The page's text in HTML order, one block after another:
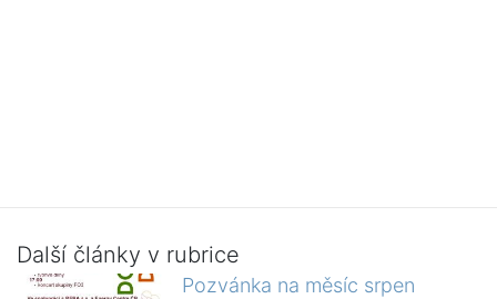
Další články v rubrice
Pozvánka na měsíc srpen